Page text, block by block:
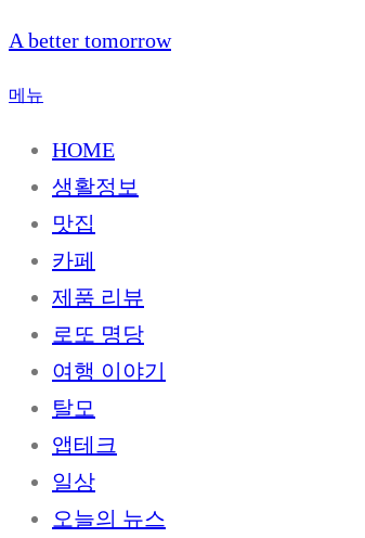
내
으
A better tomorrow
메뉴
HOME
생활정보
맛집
카페
제품 리뷰
로또 명당
여행 이야기
탈모
앱테크
일상
오늘의 뉴스